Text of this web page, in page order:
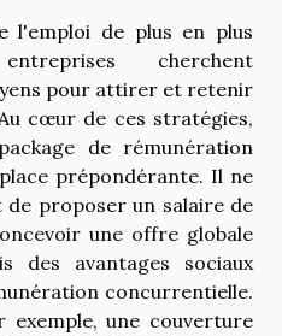
l'emploi de plus en plus
cherchent
pour attirer et retenir
cœur de ces stratégies,
de rémunération
prépondérante. Il ne
de proposer un salaire de
une offre globale
des avantages sociaux
concurrentielle.
exemple, une couverture